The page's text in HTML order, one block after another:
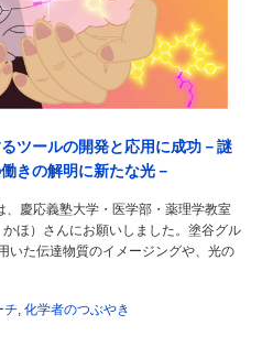
ツールの開発と応用に成功－謎
きの解明に新たな光－
、慶応義塾大学・医学部・薬理学教室
ほ）さんにお願いしました。塗谷グル
いた伝達物質のイメージングや、光の
チ, 化学者のつぶやき